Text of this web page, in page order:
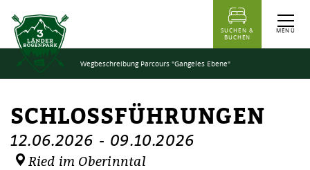
MENÜ
SUCHEN &
BUCHEN
Wegbeschreibung Parcours "Gangeles Ebene"
SCHLOSSFÜHRUNGEN
12.06.2026 - 09.10.2026
Ried im Oberinntal